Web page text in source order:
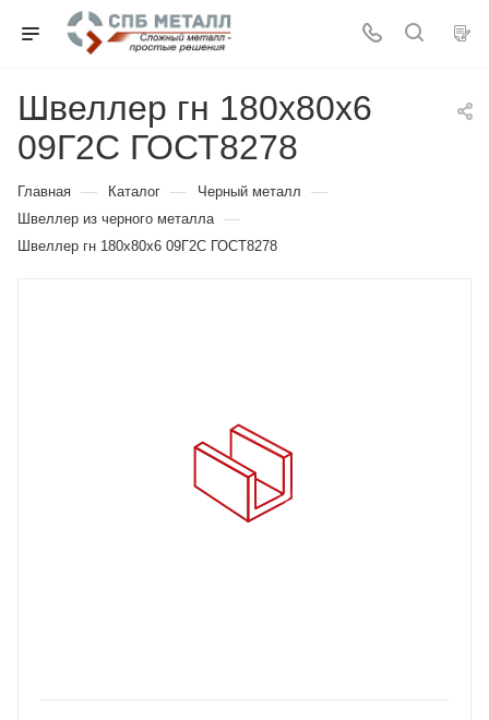
Швеллер гн 180х80х6
09Г2С ГОСТ8278
Главная — Каталог — Черный металл —
Швеллер из черного металла —
Швеллер гн 180х80х6 09Г2С ГОСТ8278